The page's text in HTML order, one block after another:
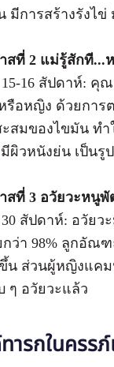
มีการสร้างรังไ
สที่ 2 แม่รู้สักที...
16 สัปดาห์: คุ
รือหญิง ด้วยการ
ะสมของไขมัน ท
มีผิวหนังย่น เป็น
สที่ 3 อวัยวะหนู
สัปดาห์: อวัย
กว่า 98% ลูกอัณ
น ส่วนผู้หญิงแค
ๆ อวัยวะแล้ว
ารกในครร